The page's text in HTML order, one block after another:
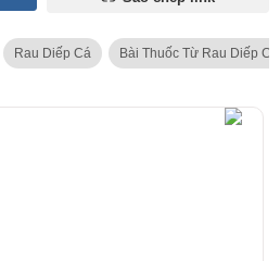
Rau Diếp Cá Bài Thuốc Từ Rau Diếp Cá